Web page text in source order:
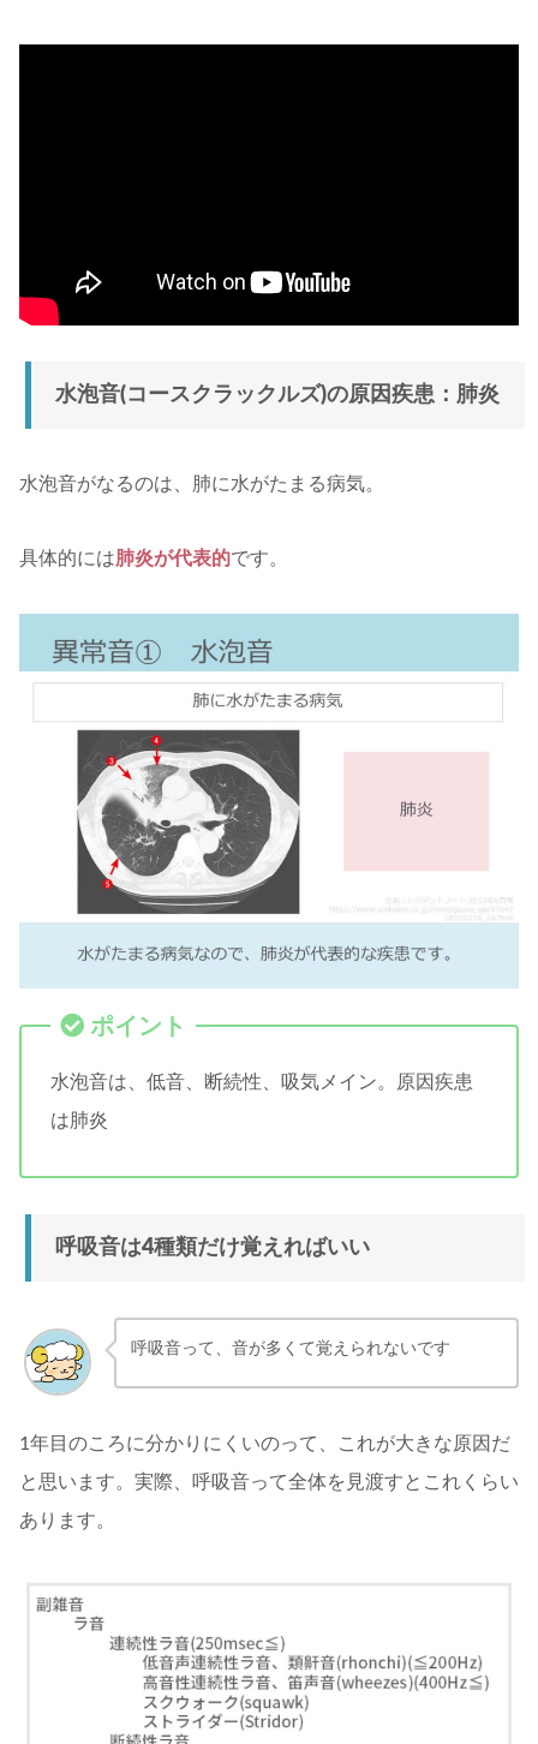
水泡音(コースクラックルズ)の原因疾患：肺炎
水泡音がなるのは、肺に水がたまる病気。
具体的には肺炎が代表的です。
水泡音は、低音、断続性、吸気メイン。原因疾患
は肺炎
呼吸音は4種類だけ覚えればいい
呼吸音って、音が多くて覚えられないです
1年目のころに分かりにくいのって、これが大きな原因だ
と思います。実際、呼吸音って全体を見渡すとこれくらい
あります。